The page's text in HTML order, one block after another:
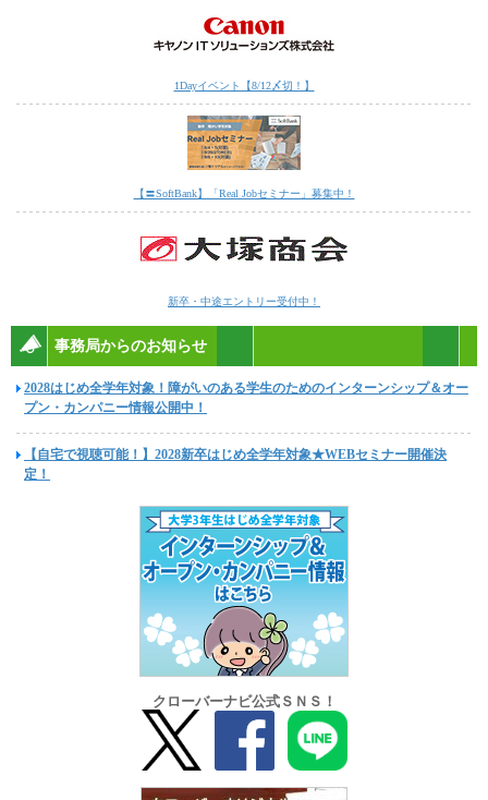
1Dayイベント【8/12〆切！】
【〓SoftBank】「Real Jobセミナー」募集中！
新卒・中途エントリー受付中！
事務局からのお知らせ
2028はじめ全学年対象！障がいのある学生のためのインターンシップ＆オー
プン・カンパニー情報公開中！
【自宅で視聴可能！】2028新卒はじめ全学年対象★WEBセミナー開催決
定！
クローバーナビ公式ＳＮＳ！